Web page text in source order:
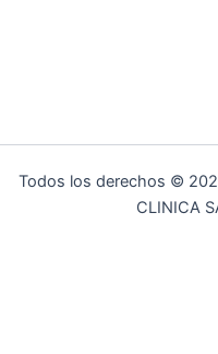
Todos los derechos ©
CLINICA